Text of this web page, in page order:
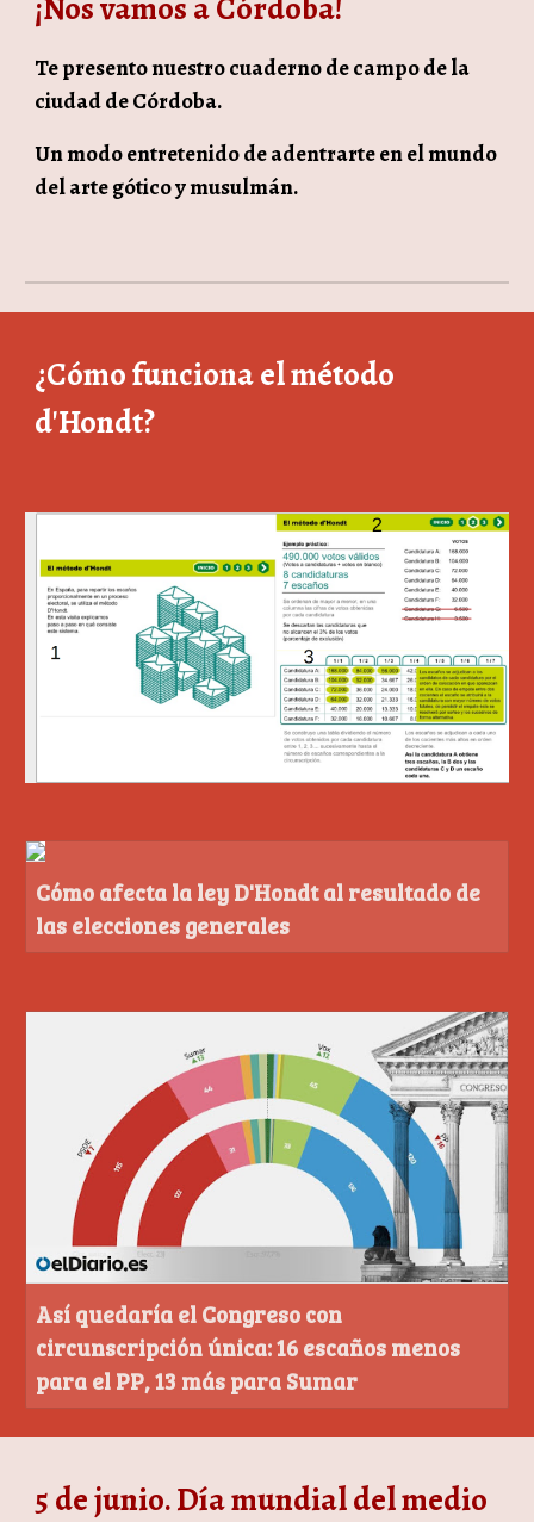
Te presento nuestro cuaderno de campo de la
ciudad de Córdoba.
Un modo entretenido de adentrarte en el mundo
del arte gótico y musulmán.
¿Cómo funciona el método
d'Hondt?
Cómo afecta la ley D'Hondt al resultado de
las elecciones generales
Así quedaría el Congreso con
circunscripción única: 16 escaños menos
para el PP, 13 más para Sumar
5 de junio. Día mundial del medio